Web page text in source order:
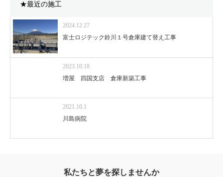
★最近の施工
2024.12.27
富士ロジテック鈴川１号倉庫建て替え工事
2023.10.18
増屋 四国支店 倉庫新築工事
2021.10.1
川島病院
私たちと夢を探しませんか